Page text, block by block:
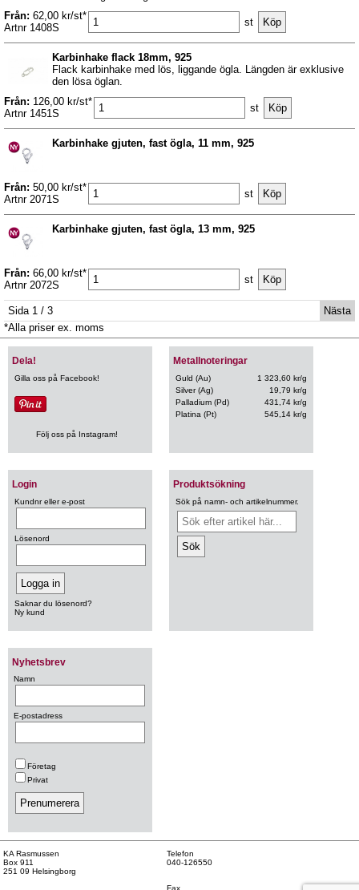
Från: 62,00 kr/st*
Artnr 1408S
st
Karbinhake flack 18mm, 925
Flack karbinhake med lös, liggande ögla. Längden är exklusive
den lösa öglan.
Från: 126,00 kr/st*
Artnr 1451S
st
Karbinhake gjuten, fast ögla, 11 mm, 925
Från: 50,00 kr/st*
Artnr 2071S
st
Karbinhake gjuten, fast ögla, 13 mm, 925
Från: 66,00 kr/st*
Artnr 2072S
st
Sida 1 / 3
Nästa
*Alla priser ex. moms
Metallnoteringar
Guld (Au)
1 323,60 kr/g
Silver (Ag)
19,79 kr/g
Palladium (Pd)
431,74 kr/g
Platina (Pt)
545,14 kr/g
Login
Kundnr eller e-post
Lösenord
Saknar du lösenord?
Ny kund
Produktsökning
Sök på namn- och artikelnummer.
Nyhetsbrev
Namn
E-postadress
Företag
Privat
Dela!
Gilla oss på Facebook!
Följ oss på Instagram!
KA Rasmussen
Box 911
251 09 Helsingborg
Telefon
040-126550
Fax